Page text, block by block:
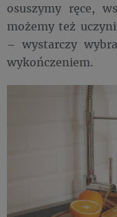
osuszymy ręce,
możemy też
– wystarczy
wykończeniem.